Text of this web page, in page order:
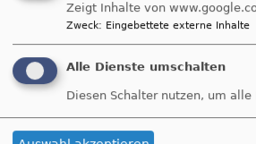
"Blix not bombs"
Filmgespräch
Babylon-Kino am
Zeigt Inhalte von
Zweck: Eingebettete externe Inhalte
Alle Dienste umschalten
Diesen Schalter nutzen, um